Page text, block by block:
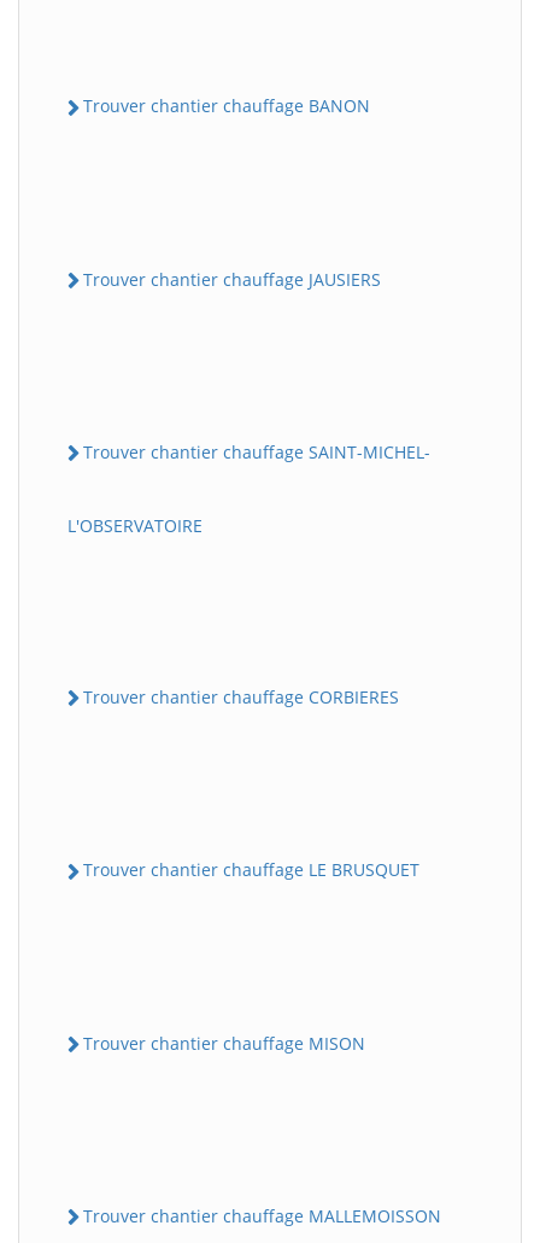
Trouver chantier chauffage BANON
Trouver chantier chauffage JAUSIERS
Trouver chantier chauffage SAINT-MICHEL-
L'OBSERVATOIRE
Trouver chantier chauffage CORBIERES
Trouver chantier chauffage LE BRUSQUET
Trouver chantier chauffage MISON
Trouver chantier chauffage MALLEMOISSON